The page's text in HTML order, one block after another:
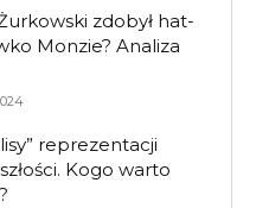
zdobył hat-
Monzie? Analiza
reprezentacji
Kogo warto